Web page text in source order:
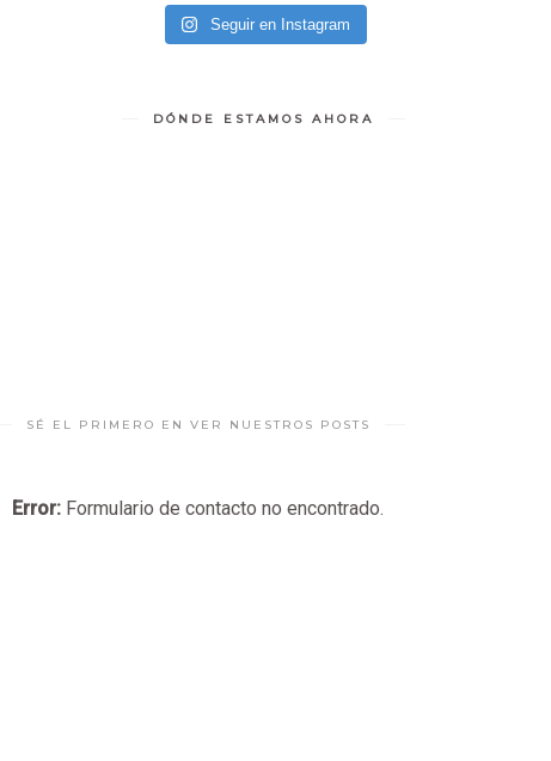
Seguir en Instagram
DÓNDE ESTAMOS AHORA
SÉ EL PRIMERO EN VER NUESTROS POSTS
Error: Formulario de contacto no encontrado.